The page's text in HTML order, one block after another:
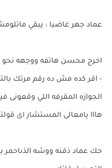
عماد جهر غاضبا : يبقي
اخرج محسن هاتفه ووجهه نحو
- اقر كده مش ده رقم مرتك
الجوازه المقرفه اللي
هااا يامعالى المستشار اى
حك عماد ذقنه ووشه